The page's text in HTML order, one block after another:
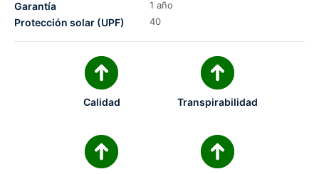
Garantía 1 año
Protección solar (UPF) 40
Calidad Transpirabilidad